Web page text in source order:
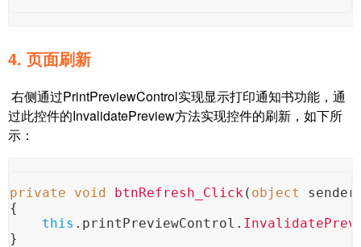
4. 页面刷新
右侧通过PrintPreviewControl实现显示打印通知书功能，通
过此控件的InvalidatePreview方法实现控件的刷新，如下所
示：
private void btnRefresh_Click ( object
{
this . printPreviewControl .
}